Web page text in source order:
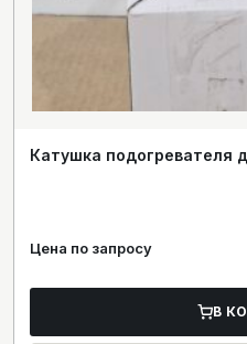
Катушка подогревателя
Цена по запросу
В